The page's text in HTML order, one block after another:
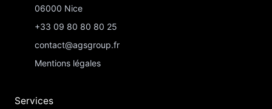
06000 Nice
+33 09 80 80 80 25
contact@agsgroup.fr
Mentions légales
Services